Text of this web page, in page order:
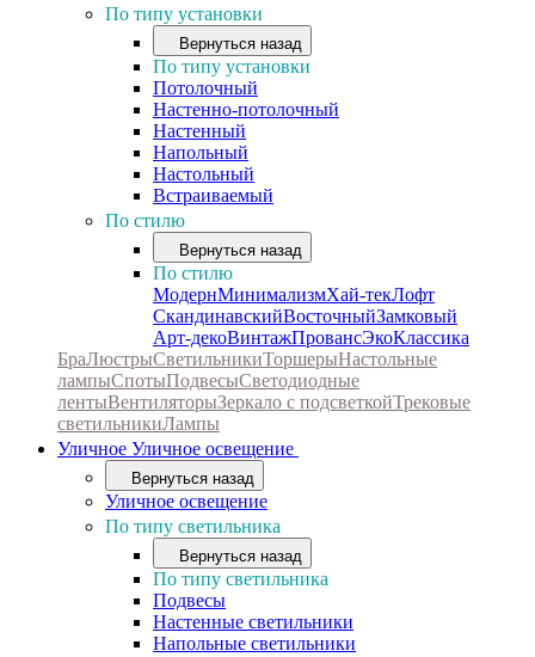
По типу установки
Вернуться назад
По типу установки
Потолочный
Настенно-потолочный
Настенный
Напольный
Настольный
Встраиваемый
По стилю
Вернуться назад
По стилю
МодернМинимализмХай-текЛофт
СкандинавскийВосточныйЗамковый
Арт-декоВинтажПровансЭкоКлассика
БраЛюстрыСветильникиТоршерыНастольные
лампыСпотыПодвесыСветодиодные
лентыВентиляторыЗеркало с подсветкойТрековые
светильникиЛампы
Уличное Уличное освещение
Вернуться назад
Уличное освещение
По типу светильника
Вернуться назад
По типу светильника
Подвесы
Настенные светильники
Напольные светильники